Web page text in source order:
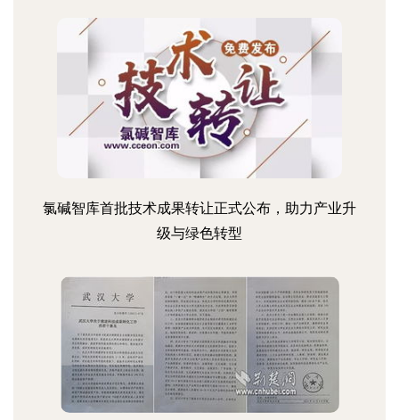
氯碱智库首批技术成果转让正式公布，助力产业升
级与绿色转型